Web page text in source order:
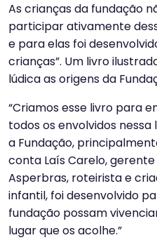
As crianças da fundação
participar ativamente
e para elas foi
crianças”. Um livro
lúdica as origens da
“Criamos esse livro para
todos os envolvidos
a Fundação,
conta Laís Carelo,
Asperbras, roteirista e
infantil, foi desenvolvido
fundação possam
lugar que os acolhe.”